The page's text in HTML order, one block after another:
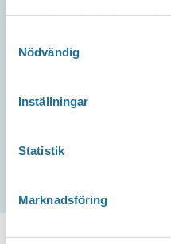
Nödvändig
Inställningar
Statistik
Marknadsföring
Tillgänglighetsredogörelse